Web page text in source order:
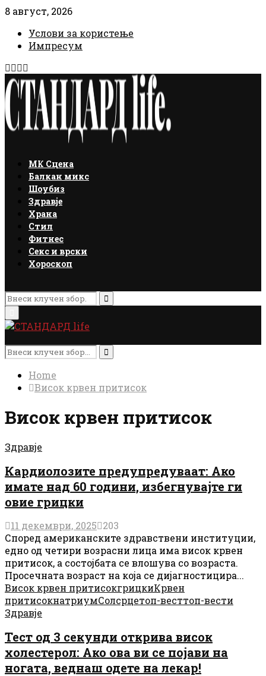
8 август, 2026
Услови за користење
Импресум
Facebook
Instagram
Email
МК Сцена
Балкан микс
Шоубиз
Здравје
Храна
Стил
Фитнес
Секс и врски
Хороскоп
Search
for:
Search
Menu
Search
for:
Search
Home
Висок крвен притисок
Висок крвен притисок
Здравје
Кардиолозите предупредуваат: Ако
имате над 60 години, избегнувајте ги
овие грицки
11 декември, 2025 203
Според американските здравствени институции,
едно од четири возрасни лица има висок крвен
притисок, а состојбата се влошува со возраста.
Просечната возраст на која се дијагностицира...
Висок крвен притисокгрицкиКрвен
притисокнатриумСолсрцетоп-весттоп-вести
Здравје
Тест од 3 секунди открива висок
холестерол: Ако ова ви се појави на
ногата, веднаш одете на лекар!